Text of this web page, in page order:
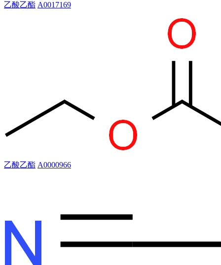
乙酸乙酯 A0017169
乙酸乙酯 A0000966